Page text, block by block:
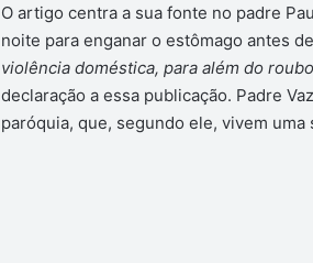
O artigo centra a sua fonte no padre
noite para enganar o estômago antes
violência doméstica, para além do
declaração a essa publicação. Padre
paróquia, que, segundo ele, vivem uma